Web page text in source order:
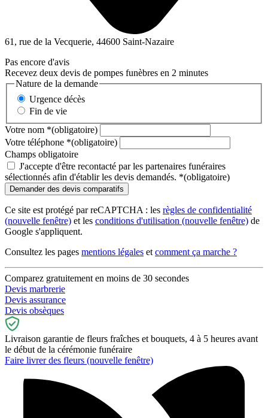
61, rue de la Vecquerie, 44600 Saint-Nazaire
Pas encore d'avis
Recevez deux devis de pompes funèbres en 2 minutes
Nature de la demande
Urgence décès
Fin de vie
Votre nom *(obligatoire)
Votre téléphone *(obligatoire)
Champs obligatoire
J'accepte d'être recontacté par les partenaires funéraires
sélectionnés afin d'établir les devis demandés. *(obligatoire)
Ce site est protégé par reCAPTCHA : les règles de confidentialité
(nouvelle fenêtre) et les conditions d'utilisation (nouvelle fenêtre) de
Google s'appliquent.
Consultez les pages mentions légales et comment ça marche ?
Comparez gratuitement en moins de 30 secondes
Devis marbrerie
Devis assurance
Devis obsèques
Livraison garantie de fleurs fraîches et bouquets, 4 à 5 heures avant
le début de la cérémonie funéraire
Faire livrer des fleurs (nouvelle fenêtre)